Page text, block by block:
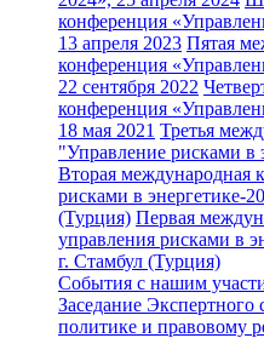
конференция
13 апреля 2023 Пятая
конференция
22 сентября 2022
конференция
18 мая 2021 Третья
"Управление рисками в
Вторая международная
рисками в энергетике-
(Турция) Первая
управления рисками в
г. Стамбул (Турция)
События с нашим
Заседание Экспертного
политике и правовому